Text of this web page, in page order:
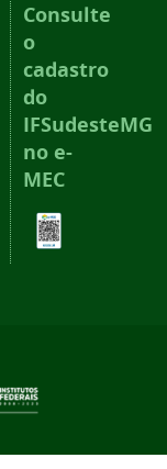
Consulte
o
cadastro
do
IFSudesteMG
no e-
MEC